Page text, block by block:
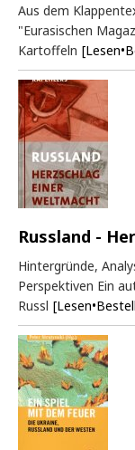
Aus dem
"Eurasischen
Kartoffeln
Russland -
Hintergründe,
Perspektiven Ein
Russl